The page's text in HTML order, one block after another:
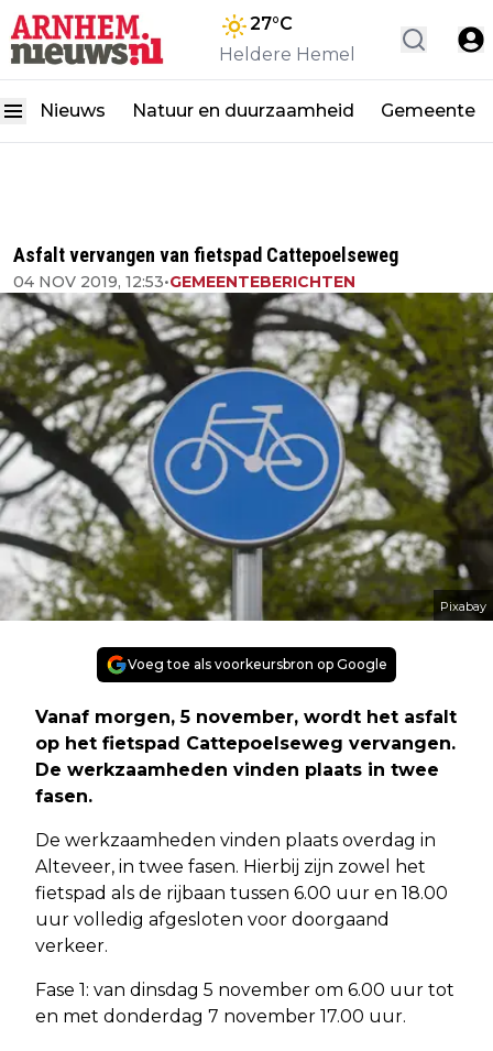
27°C
Heldere Hemel
Nieuws Natuur en duurzaamheid Gemeente
Asfalt vervangen van fietspad Cattepoelseweg
04 NOV 2019, 12:53•GEMEENTEBERICHTEN
Pixabay
Voeg toe als voorkeursbron op Google
Vanaf morgen, 5 november, wordt het asfalt
op het fietspad Cattepoelseweg vervangen.
De werkzaamheden vinden plaats in twee
fasen.
De werkzaamheden vinden plaats overdag in
Alteveer, in twee fasen. Hierbij zijn zowel het
fietspad als de rijbaan tussen 6.00 uur en 18.00
uur volledig afgesloten voor doorgaand
verkeer.
Fase 1: van dinsdag 5 november om 6.00 uur tot
en met donderdag 7 november 17.00 uur.